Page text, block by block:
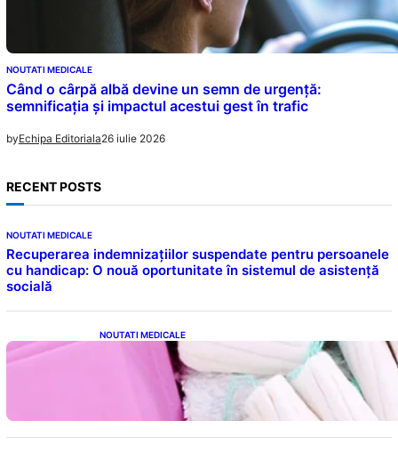
NOUTATI MEDICALE
Când o cârpă albă devine un semn de urgență:
semnificația și impactul acestui gest în trafic
byEchipa Editoriala26 iulie 2026
RECENT POSTS
NOUTATI MEDICALE
Recuperarea indemnizațiilor suspendate pentru persoanele
cu handicap: O nouă oportunitate în sistemul de asistență
socială
NOUTATI MEDICALE
Tampoanele menstruale: O analiză profundă
a riscurilor legate de metale toxice